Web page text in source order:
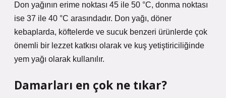
Don yağının erime noktası 45 ile 50 °C, donma noktası
ise 37 ile 40 °C arasındadır. Don yağı, döner
kebaplarda, köftelerde ve sucuk benzeri ürünlerde çok
önemli bir lezzet katkısı olarak ve kuş yetiştiriciliğinde
yem yağı olarak kullanılır.
Damarları en çok ne tıkar?